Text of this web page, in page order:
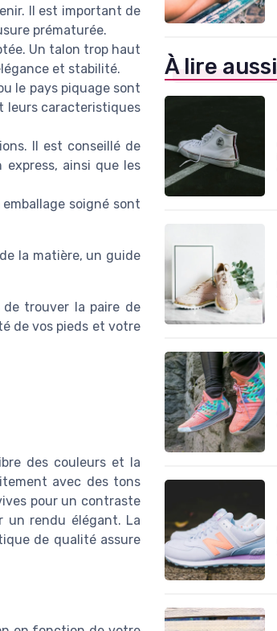
Il est important de
prématurée.
Un talon trop haut
et stabilité.
le pays piquage sont
leurs caracteristiques
Il est conseillé de
ainsi que les
soigné sont
la matière, un guide
trouver la paire de
de vos pieds et votre
des couleurs et la
avec des tons
pour un contraste
un rendu élégant. La
de qualité assure
À lire aussi